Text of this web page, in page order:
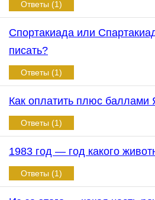
Ответы (1)
Спортакиада или
писать?
Ответы (1)
Как оплатить плюс баллами
Ответы (1)
1983 год — год какого
Ответы (1)